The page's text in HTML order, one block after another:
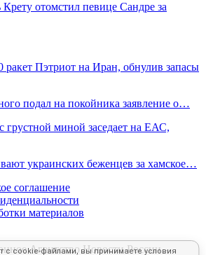
с cookie-файлами, вы принимаете условия
отомстил певице Сандре за
Пэтриот на Иран, обнулив запасы
подал на покойника заявление о…
грустной миной заседает на ЕАС,
украинских беженцев за хамское…
соглашение
материалов
Агентство Новости России -